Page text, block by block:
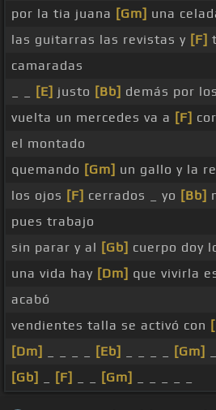
por la tia juana [Gm] una
las guitarras las revistas y [F]
camaradas
[E] justo [Bb] demás por
vuelta un mercedes va a [F]
el montado
quemando [Gm] un gallo y la
los ojos [F] cerrados _ yo [Bb]
pues trabajo
sin parar y al [Gb] cuerpo doy
una vida hay [Dm] que vivirla
acabó
vendientes talla se activó con
[Dm]
[Eb] [Gm]
[Gb]
[F] [Gm]